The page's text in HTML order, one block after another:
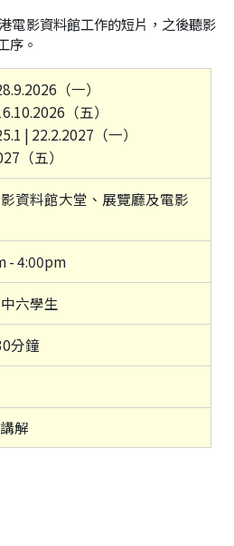
電影資料館工作的短片，之後聽影
序。
（一）
（五）
| 22.2.2027（一）
（五）
資料館大堂、展覽廳及電影
- 4:00pm
六學生
分鐘
解